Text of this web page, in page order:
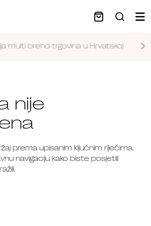
multi brend trgovina u Hrvatskoj
nije
prema upisanim ključnim riječima.
navigaciju kako biste posjetili